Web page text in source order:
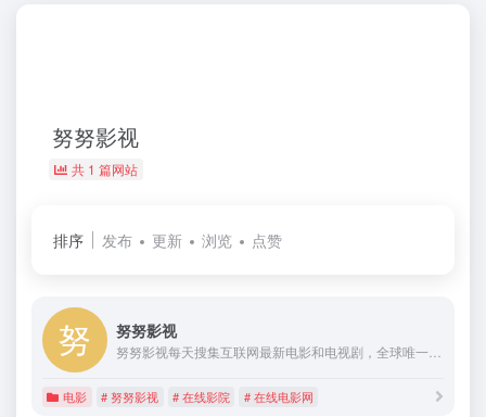
努努影视
共 1 篇网站
排序 发布 更新 浏览 点赞
努努影视
电影 # 努努影视 # 在线影院 # 在线电影网